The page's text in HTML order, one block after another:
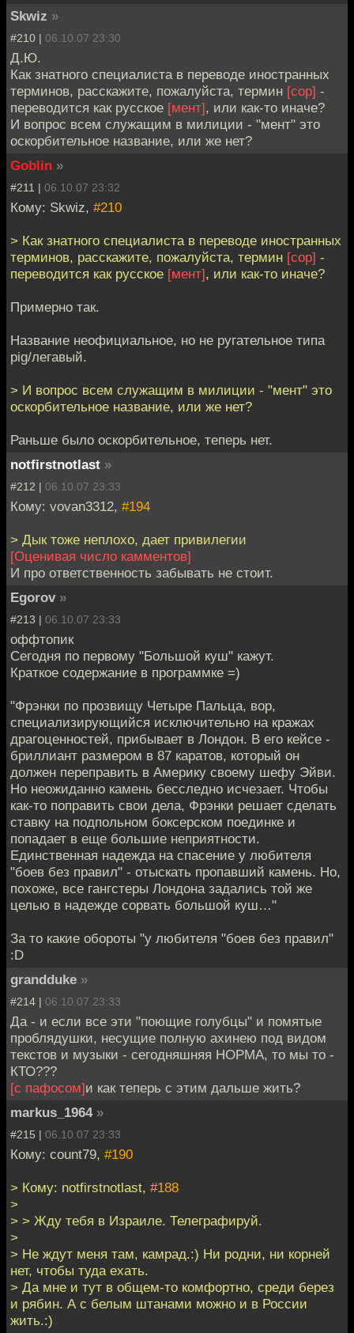
Skwiz »
#210 | 06.10.07 23:30
Д.Ю.
Как знатного специалиста в переводе иностранных
терминов, расскажите, пожалуйста, термин [cop] -
переводится как русское [мент], или как-то иначе?
И вопрос всем служащим в милиции - "мент" это
оскорбительное название, или же нет?
Goblin »
#211 | 06.10.07 23:32
Кому: Skwiz, #210
> Как знатного специалиста в переводе иностранных
терминов, расскажите, пожалуйста, термин [cop] -
переводится как русское [мент], или как-то иначе?
Примерно так.
Название неофициальное, но не ругательное типа
pig/легавый.
> И вопрос всем служащим в милиции - "мент" это
оскорбительное название, или же нет?
Раньше было оскорбительное, теперь нет.
notfirstnotlast »
#212 | 06.10.07 23:33
Кому: vovan3312, #194
> Дык тоже неплохо, дает привилегии
[Оценивая число камментов]
И про ответственность забывать не стоит.
Egorov »
#213 | 06.10.07 23:33
оффтопик
Сегодня по первому "Большой куш" кажут.
Краткое содержание в программке =)
"Фрэнки по прозвищу Четыре Пальца, вор,
специализирующийся исключительно на кражах
драгоценностей, прибывает в Лондон. В его кейсе -
бриллиант размером в 87 каратов, который он
должен переправить в Америку своему шефу Эйви.
Но неожиданно камень бесследно исчезает. Чтобы
как-то поправить свои дела, Фрэнки решает сделать
ставку на подпольном боксерском поединке и
попадает в еще большие неприятности.
Единственная надежда на спасение у любителя
"боев без правил" - отыскать пропавший камень. Но,
похоже, все гангстеры Лондона задались той же
целью в надежде сорвать большой куш…"
За то какие обороты "у любителя "боев без правил"
:D
grandduke »
#214 | 06.10.07 23:33
Да - и если все эти "поющие голубцы" и помятые
проблядушки, несущие полную ахинею под видом
текстов и музыки - сегодняшняя НОРМА, то мы то -
КТО???
[с пафосом]и как теперь с этим дальше жить?
markus_1964 »
#215 | 06.10.07 23:33
Кому: count79, #190
> Кому: notfirstnotlast, #188
>
> > Жду тебя в Израиле. Телеграфируй.
>
> Не ждут меня там, камрад.:) Ни родни, ни корней
нет, чтобы туда ехать.
> Да мне и тут в общем-то комфортно, среди берез
и рябин. А с белым штанами можно и в России
жить.:)